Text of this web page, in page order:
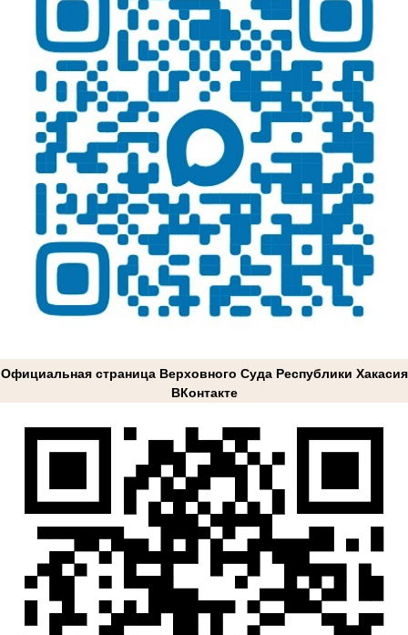
Официальная страница Верховного Суда Республики Хакасия
ВКонтакте